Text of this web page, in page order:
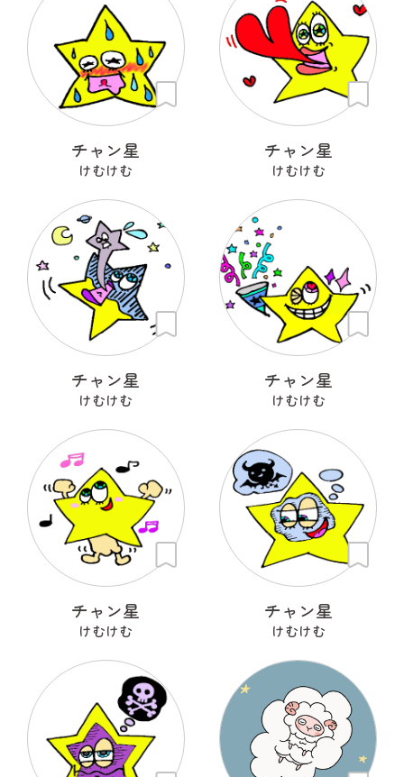
チャン星
けむけむ
チャン星
けむけむ
チャン星
けむけむ
チャン星
けむけむ
チャン星
けむけむ
チャン星
けむけむ